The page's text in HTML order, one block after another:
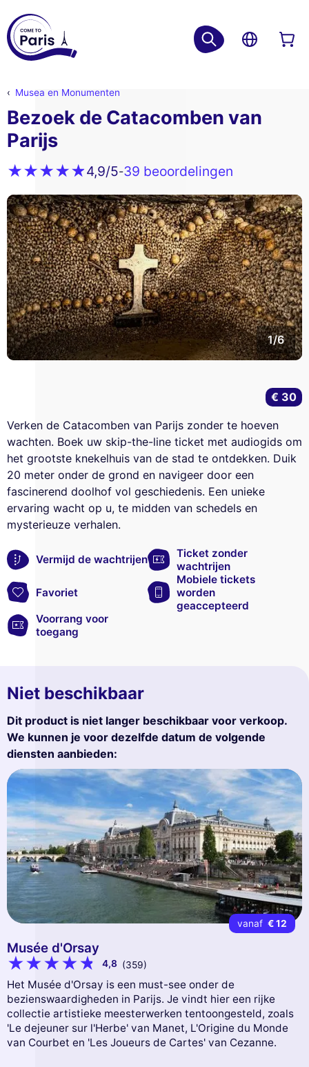
Musea en Monumenten
Bezoek de Catacomben van
Parijs
4,9/5-39 beoordelingen
1/6
Verken de Catacomben van Parijs zonder te hoeven
wachten. Boek uw skip-the-line ticket met audiogids om
het grootste knekelhuis van de stad te ontdekken. Duik
20 meter onder de grond en navigeer door een
fascinerend doolhof vol geschiedenis. Een unieke
ervaring wacht op u, te midden van schedels en
mysterieuze verhalen.
Vermijd de wachtrijen
Ticket zonder
wachtrijen
Favoriet
Mobiele tickets
worden
geaccepteerd
Voorrang voor
toegang
€ 30
Niet beschikbaar
Dit product is niet langer beschikbaar voor verkoop.
We kunnen je voor dezelfde datum de volgende
diensten aanbieden:
vanaf € 12
Musée d'Orsay
4,8 (359)
Het Musée d'Orsay is een must-see onder de
bezienswaardigheden in Parijs. Je vindt hier een rijke
collectie artistieke meesterwerken tentoongesteld, zoals
'Le dejeuner sur l'Herbe' van Manet, L'Origine du Monde
van Courbet en 'Les Joueurs de Cartes' van Cezanne.